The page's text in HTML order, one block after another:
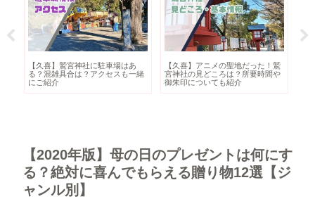
ニュージーランドの食べ物といえ
ば？観光するなら絶対トライした
いグルメ8選
ロトルア・クイラウパークの見ど
ころ・基本情報｜無料で観光でき
るおすすめスポット！
【2020年版】母の日のプレゼントは何にす
る？絶対に喜んでもらえる贈り物12選【ジ
ャンル別】